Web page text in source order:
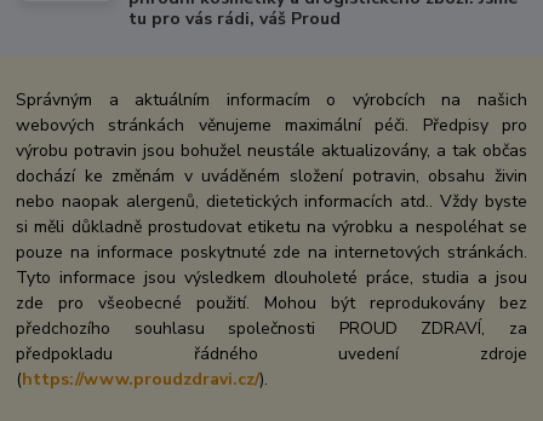
tu pro vás rádi, váš Proud
Správným a aktuálním informacím o výrobcích na našich
webových stránkách věnujeme maximální péči. Předpisy pro
výrobu potravin jsou bohužel neustále aktualizovány, a tak občas
dochází ke změnám v uváděném složení potravin, obsahu živin
nebo naopak alergenů, dietetických informacích atd.. Vždy byste
si měli důkladně prostudovat etiketu na výrobku a nespoléhat se
pouze na informace poskytnuté zde na internetových stránkách.
Tyto informace jsou výsledkem dlouholeté práce, studia a jsou
zde pro všeobecné použití. Mohou být reprodukovány bez
předchozího souhlasu společnosti PROUD ZDRAVÍ, za
předpokladu řádného uvedení zdroje
(https://www.proudzdravi.cz/).